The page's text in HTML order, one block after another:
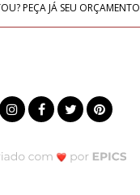
PEÇA JÁ SEU ORÇAMENTO